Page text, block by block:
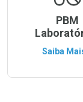
PBM
Saiba